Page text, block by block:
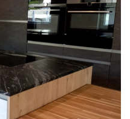
Gletscher